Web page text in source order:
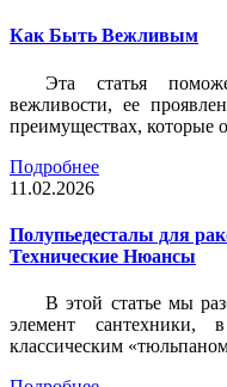
Как Быть Вежливым
Эта статья
вежливости, ее
преимуществах, которые
Подробнее
11.02.2026
Полупьедесталы для
Технические Нюансы
В этой статье мы
элемент сантехники,
классическим